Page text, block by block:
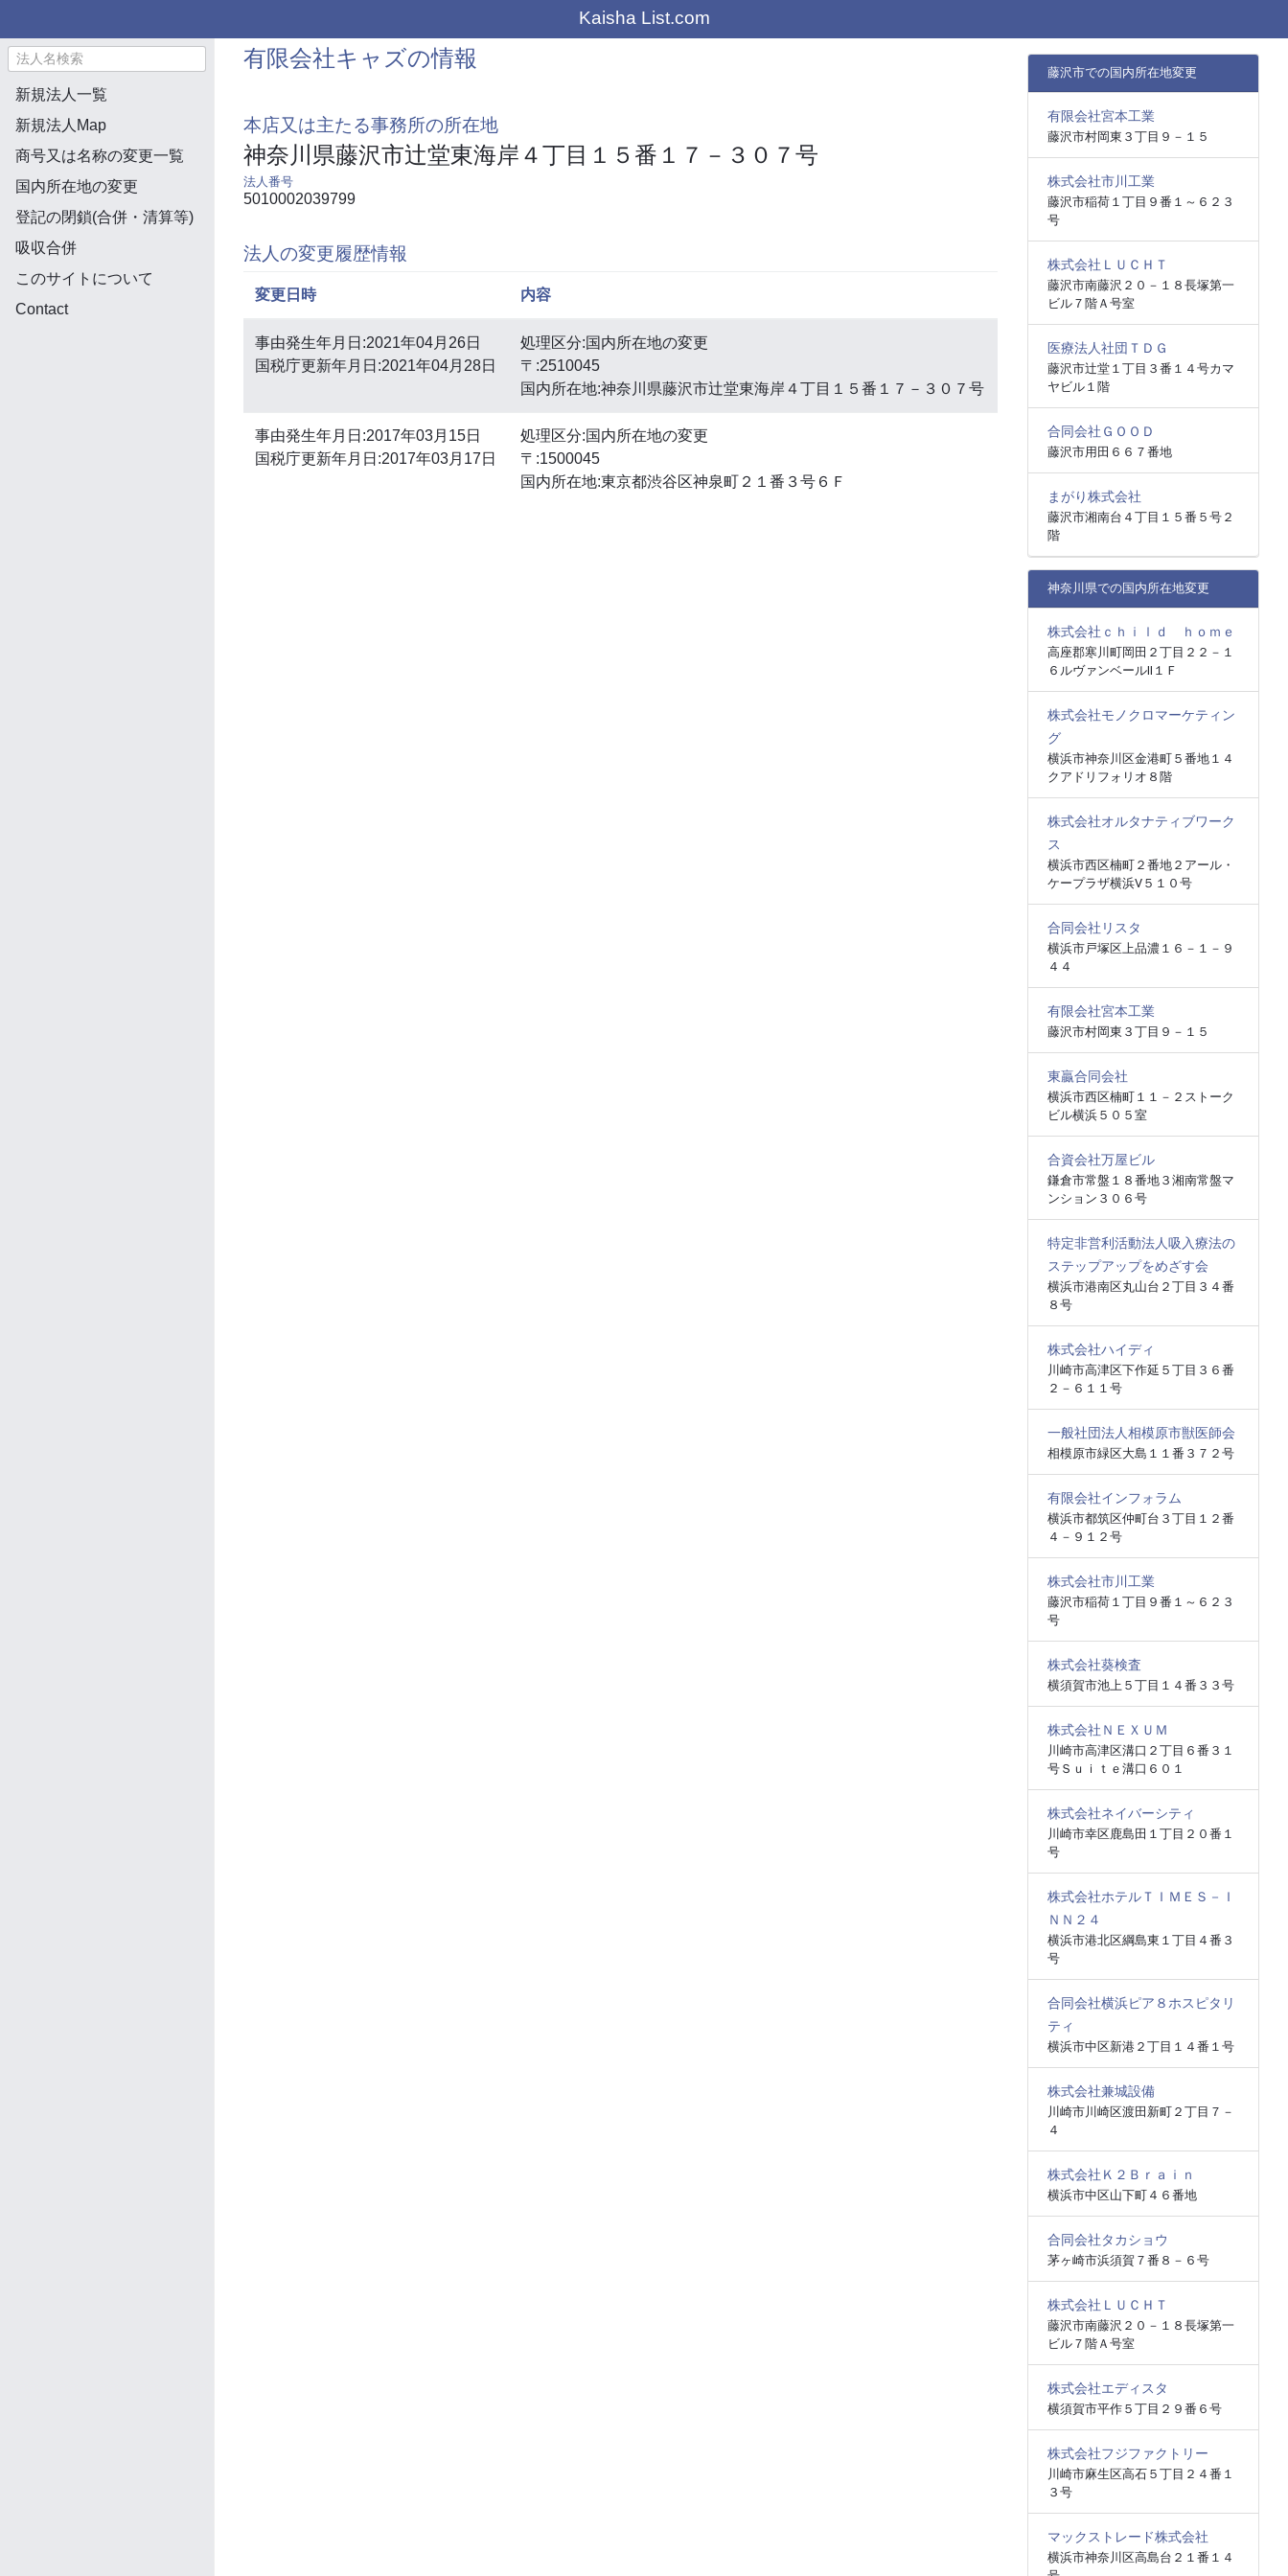
Kaisha List.com
新規法人一覧
新規法人Map
商号又は名称の変更一覧
国内所在地の変更
登記の閉鎖(合併・清算等)
吸収合併
このサイトについて
Contact
有限会社キャズの情報
本店又は主たる事務所の所在地
神奈川県藤沢市辻堂東海岸４丁目１５番１７－３０７号
法人番号
5010002039799
法人の変更履歴情報
変更日時 内容
事由発生年月日:2021年04月26日
国税庁更新年月日:2021年04月28日
処理区分:国内所在地の変更
〒:2510045
国内所在地:神奈川県藤沢市辻堂東海岸４丁目１５番１７－３０７号
事由発生年月日:2017年03月15日
国税庁更新年月日:2017年03月17日
処理区分:国内所在地の変更
〒:1500045
国内所在地:東京都渋谷区神泉町２１番３号６Ｆ
藤沢市での国内所在地変更
有限会社宮本工業
藤沢市村岡東３丁目９－１５
株式会社市川工業
藤沢市稲荷１丁目９番１～６２３
号
株式会社ＬＵＣＨＴ
藤沢市南藤沢２０－１８長塚第一
ビル７階Ａ号室
医療法人社団ＴＤＧ
藤沢市辻堂１丁目３番１４号カマ
ヤビル１階
合同会社ＧＯＯＤ
藤沢市用田６６７番地
まがり株式会社
藤沢市湘南台４丁目１５番５号２
階
神奈川県での国内所在地変更
株式会社ｃｈｉｌｄ ｈｏｍｅ
高座郡寒川町岡田２丁目２２－１
６ルヴァンベールⅡ１Ｆ
株式会社モノクロマーケティン
グ
横浜市神奈川区金港町５番地１４
クアドリフォリオ８階
株式会社オルタナティブワーク
ス
横浜市西区楠町２番地２アール・
ケープラザ横浜Ⅴ５１０号
合同会社リスタ
横浜市戸塚区上品濃１６－１－９
４４
有限会社宮本工業
藤沢市村岡東３丁目９－１５
東贏合同会社
横浜市西区楠町１１－２ストーク
ビル横浜５０５室
合資会社万屋ビル
鎌倉市常盤１８番地３湘南常盤マ
ンション３０６号
特定非営利活動法人吸入療法の
ステップアップをめざす会
横浜市港南区丸山台２丁目３４番
８号
株式会社ハイディ
川崎市高津区下作延５丁目３６番
２－６１１号
一般社団法人相模原市獣医師会
相模原市緑区大島１１番３７２号
有限会社インフォラム
横浜市都筑区仲町台３丁目１２番
４－９１２号
株式会社市川工業
藤沢市稲荷１丁目９番１～６２３
号
株式会社葵検査
横須賀市池上５丁目１４番３３号
株式会社ＮＥＸＵＭ
川崎市高津区溝口２丁目６番３１
号Ｓｕｉｔｅ溝口６０１
株式会社ネイバーシティ
川崎市幸区鹿島田１丁目２０番１
号
株式会社ホテルＴＩＭＥＳ－Ｉ
ＮＮ２４
横浜市港北区綱島東１丁目４番３
号
合同会社横浜ピア８ホスピタリ
ティ
横浜市中区新港２丁目１４番１号
株式会社兼城設備
川崎市川崎区渡田新町２丁目７－
４
株式会社Ｋ２Ｂｒａｉｎ
横浜市中区山下町４６番地
合同会社タカショウ
茅ヶ崎市浜須賀７番８－６号
株式会社ＬＵＣＨＴ
藤沢市南藤沢２０－１８長塚第一
ビル７階Ａ号室
株式会社エディスタ
横須賀市平作５丁目２９番６号
株式会社フジファクトリー
川崎市麻生区高石５丁目２４番１
３号
マックストレード株式会社
横浜市神奈川区高島台２１番１４